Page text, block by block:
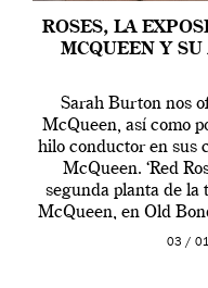
ROSES, LA
MCQUEEN Y SU
Sarah Burton nos
McQueen, así como
hilo conductor en sus
McQueen. ‘Red
segunda planta de la
McQueen, en Old
de 2019
03 /